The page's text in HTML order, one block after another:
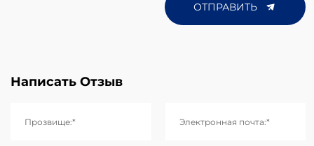
ОТПРАВИТЬ
Написать Отзыв
Прозвище:* Электронная почта:*